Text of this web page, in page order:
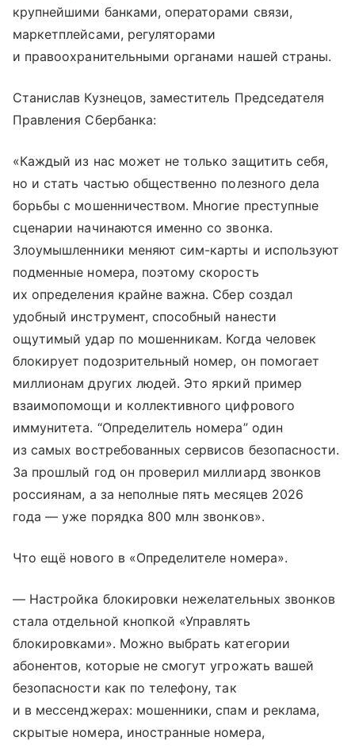
крупнейшими банками, операторами связи,
маркетплейсами, регуляторами
и правоохранительными органами нашей страны.
Станислав Кузнецов, заместитель Председателя
Правления Сбербанка:
«Каждый из нас может не только защитить себя,
но и стать частью общественно полезного дела
борьбы с мошенничеством. Многие преступные
сценарии начинаются именно со звонка.
Злоумышленники меняют сим-карты и используют
подменные номера, поэтому скорость
их определения крайне важна. Сбер создал
удобный инструмент, способный нанести
ощутимый удар по мошенникам. Когда человек
блокирует подозрительный номер, он помогает
миллионам других людей. Это яркий пример
взаимопомощи и коллективного цифрового
иммунитета. “Определитель номера” один
из самых востребованных сервисов безопасности.
За прошлый год он проверил миллиард звонков
россиянам, а за неполные пять месяцев 2026
года — уже порядка 800 млн звонков».
Что ещё нового в «Определителе номера».
— Настройка блокировки нежелательных звонков
стала отдельной кнопкой «Управлять
блокировками». Можно выбрать категории
абонентов, которые не смогут угрожать вашей
безопасности как по телефону, так
и в мессенджерах: мошенники, спам и реклама,
скрытые номера, иностранные номера,